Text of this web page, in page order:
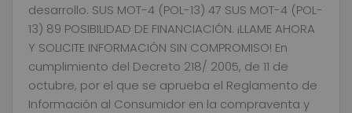
desarrollo. SUS MOT-4 (POL-13) 47 SUS MOT-4 (POL-
13) 89 POSIBILIDAD DE FINANCIACIÓN. ¡LLAME AHORA
Y SOLICITE INFORMACIÓN SIN COMPROMISO! En
cumplimiento del Decreto 218/ 2005, de 11 de
octubre, por el que se aprueba el Reglamento de
Información al Consumidor en la compraventa y